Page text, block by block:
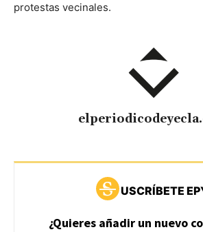
protestas vecinales.
USCRÍBETE
¿Quieres añadir un nuevo